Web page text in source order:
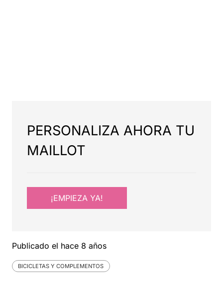
PERSONALIZA AHORA TU
MAILLOT
¡EMPIEZA YA!
Publicado el hace 8 años
BICICLETAS Y COMPLEMENTOS